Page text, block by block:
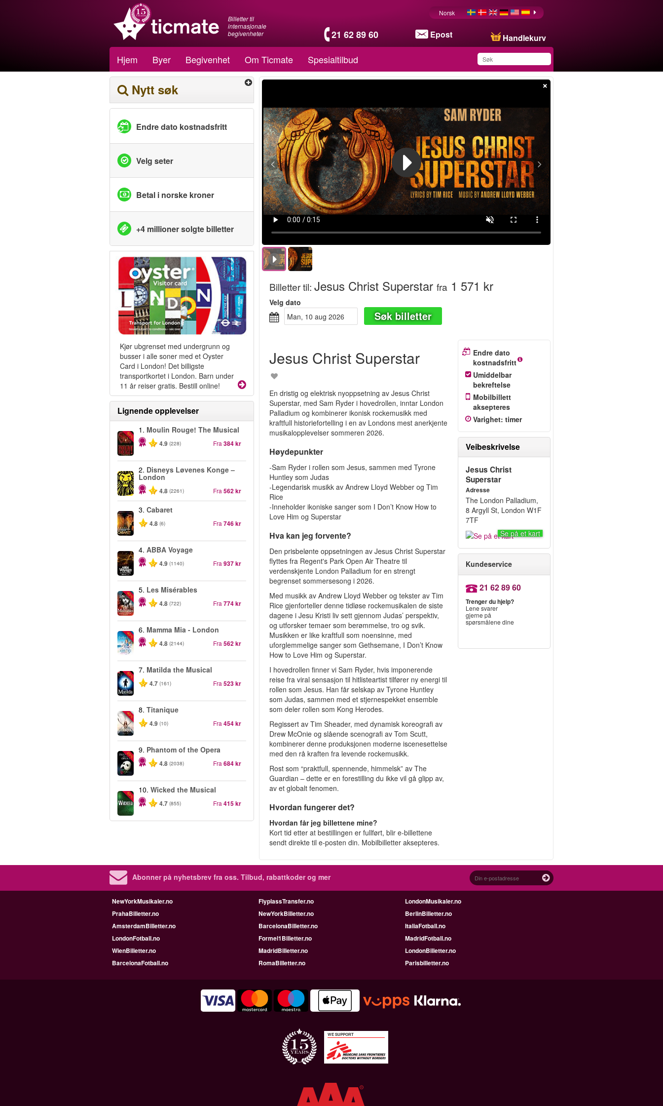
Billetter til
internasjonale
begivenheter
21 62 89 60 Epost Handlekurv
Norsk
Hjem Byer Begivenhet Om Ticmate Spesialtilbud
Nytt søk
Endre dato kostnadsfritt
Velg seter
Betal i norske kroner
+4 millioner solgte billetter
Kjør ubgrenset med undergrunn og
busser i alle soner med et Oyster
Card i London! Det billigste
transportkortet i London. Barn under
11 år reiser gratis. Bestill online!
Lignende opplevelser
-50%
1. Moulin Rouge! The Musical
4.9 (228) Fra 384 kr
2. Disneys Løvenes Konge –
London
4.8 (2261) Fra 562 kr
3. Cabaret
4.8 (6) Fra 746 kr
4. ABBA Voyage
4.9 (1140) Fra 937 kr
-40%
5. Les Misérables
4.8 (722) Fra 774 kr
-40%
6. Mamma Mia - London
4.8 (2144) Fra 562 kr
-50%
7. Matilda the Musical
4.7 (161) Fra 523 kr
-40%
8. Titanique
4.9 (10) Fra 454 kr
-20%
9. Phantom of the Opera
4.8 (2038) Fra 684 kr
-50%
10. Wicked the Musical
4.7 (855) Fra 415 kr
×
Billetter til:Jesus Christ Superstar fra 1 571 kr
Velg dato
man, 10 aug 2026
Søk billetter
Jesus Christ Superstar
En dristig og elektrisk nyoppsetning av Jesus Christ
Superstar, med Sam Ryder i hovedrollen, inntar London
Palladium og kombinerer ikonisk rockemusikk med
kraftfull historiefortelling i en av Londons mest anerkjente
musikalopplevelser sommeren 2026.
Høydepunkter
-Sam Ryder i rollen som Jesus, sammen med Tyrone
Huntley som Judas
-Legendarisk musikk av Andrew Lloyd Webber og Tim
Rice
-Inneholder ikoniske sanger som I Don’t Know How to
Love Him og Superstar
Hva kan jeg forvente?
Den prisbelønte oppsetningen av Jesus Christ Superstar
flyttes fra Regent's Park Open Air Theatre til
verdenskjente London Palladium for en strengt
begrenset sommersesong i 2026.
Med musikk av Andrew Lloyd Webber og tekster av Tim
Rice gjenforteller denne tidløse rockemusikalen de siste
dagene i Jesu Kristi liv sett gjennom Judas’ perspektiv,
og utforsker temaer som berømmelse, tro og svik.
Musikken er like kraftfull som noensinne, med
uforglemmelige sanger som Gethsemane, I Don’t Know
How to Love Him og Superstar.
I hovedrollen finner vi Sam Ryder, hvis imponerende
reise fra viral sensasjon til hitlisteartist tilfører ny energi til
rollen som Jesus. Han får selskap av Tyrone Huntley
som Judas, sammen med et stjernespekket ensemble
som deler rollen som Kong Herodes.
Regissert av Tim Sheader, med dynamisk koreografi av
Drew McOnie og slående scenografi av Tom Scutt,
kombinerer denne produksjonen moderne iscenesettelse
med den rå kraften fra levende rockemusikk.
Rost som “praktfull, spennende, himmelsk” av The
Guardian – dette er en forestilling du ikke vil gå glipp av,
av et globalt fenomen.
Hvordan fungerer det?
Hvordan får jeg billettene mine?
Kort tid etter at bestillingen er fullført, blir e-billettene
sendt direkte til e-posten din. Mobilbilletter aksepteres.
Endre dato
kostnadsfritt
Umiddelbar
bekreftelse
Mobilbillett
aksepteres
Varighet: timer
Veibeskrivelse
Jesus Christ
Superstar
Adresse
The London Palladium,
8 Argyll St, London W1F
7TF
Se på et kart
Kundeservice
21 62 89 60
Trenger du hjelp?
Lene svarer
gjerne på
spørsmålene dine
Abonner på nyhetsbrev fra oss. Tilbud, rabattkoder og mer
NewYorkMusikaler.no FlyplassTransfer.no
LondonMusikaler.no
PrahaBilletter.no
NewYorkBilletter.no
BerlinBilletter.no
AmsterdamBilletter.no
BarcelonaBilletter.no
ItaliaFotball.no
LondonFotball.no
Formel1Billetter.no
MadridFotball.no
WienBilletter.no
MadridBilletter.no
LondonBilletter.no
BarcelonaFotball.no
RomaBilletter.no Parisbilletter.no
WE SUPPORT